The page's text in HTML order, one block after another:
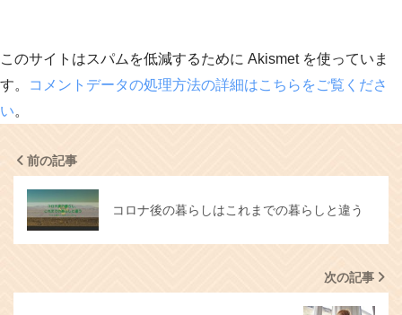
このサイトはスパムを低減するために Akismet を使っていま
す。
コメントデータの処理方法の詳細はこちらをご覧くださ
い。
前の記事
コロナ後の暮らしはこれまでの暮らしと違う
次の記事